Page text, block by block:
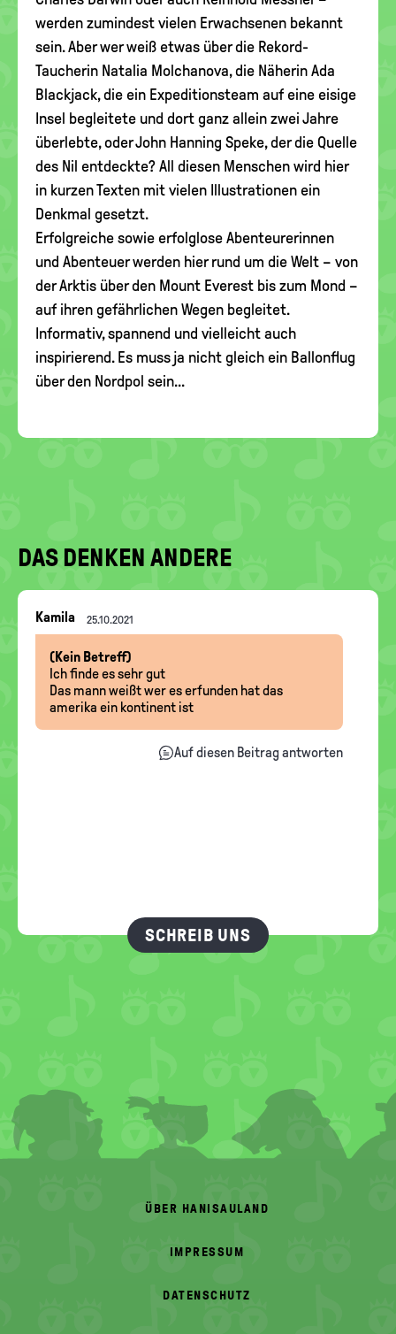
werden zumindest vielen Erwachsenen bekannt
sein. Aber wer weiß etwas über die Rekord-
Taucherin Natalia Molchanova, die Näherin Ada
Blackjack, die ein Expeditionsteam auf eine eisige
Insel begleitete und dort ganz allein zwei Jahre
überlebte, oder John Hanning Speke, der die Quelle
des Nil entdeckte? All diesen Menschen wird hier
in kurzen Texten mit vielen Illustrationen ein
Denkmal gesetzt.
Erfolgreiche sowie erfolglose Abenteurerinnen
und Abenteuer werden hier rund um die Welt – von
der Arktis über den Mount Everest bis zum Mond –
auf ihren gefährlichen Wegen begleitet.
Informativ, spannend und vielleicht auch
inspirierend. Es muss ja nicht gleich ein Ballonflug
über den Nordpol sein...
DAS DENKEN ANDERE
Nachrichten-
Thread
Kamila 25.10.2021
(Kein Betreff)
Ich finde es sehr gut
Das mann weißt wer es erfunden hat das
amerika ein kontinent ist
Auf diesen Beitrag antworten
SCHREIB UNS
FOOTER
MENU
ÜBER HANISAULAND
IMPRESSUM
DATENSCHUTZ